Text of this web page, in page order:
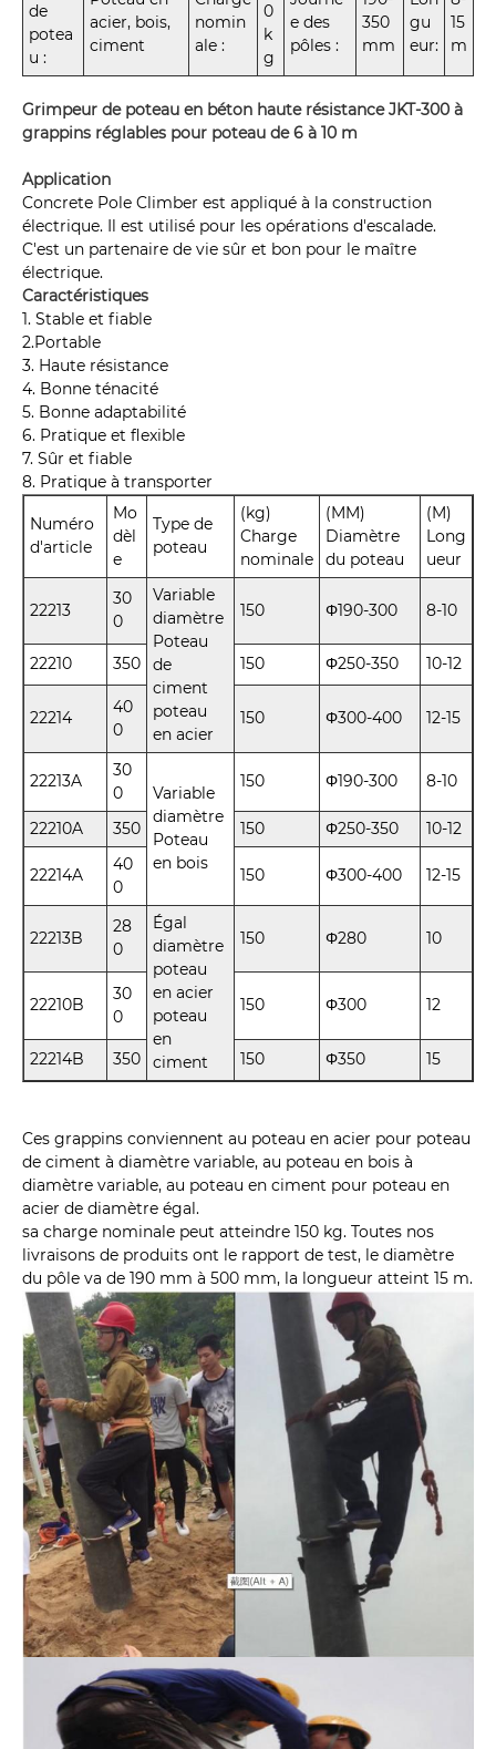
de
potea
u :
acier, bois,
ciment
nomin
ale :
0
k
g
e des
pôles :
350
mm
gu
eur:
15
m
Grimpeur de poteau en béton haute résistance JKT-300 à
grappins réglables pour poteau de 6 à 10 m
Application
Concrete Pole Climber est appliqué à la construction
électrique. Il est utilisé pour les opérations d'escalade.
C'est un partenaire de vie sûr et bon pour le maître
électrique.
Caractéristiques
1. Stable et fiable
2.Portable
3. Haute résistance
4. Bonne ténacité
5. Bonne adaptabilité
6. Pratique et flexible
7. Sûr et fiable
8. Pratique à transporter
Numéro
d'article
Mo
dèl
e
Type de
poteau
(kg)
Charge
nominale
(MM)
Diamètre
du poteau
(M)
Long
ueur
22213
30
0
Variable
diamètre
Poteau
de
ciment
poteau
en acier
150 Φ190-300 8-10
22210 350 150 Φ250-350 10-12
22214
40
0
150 Φ300-400 12-15
22213A
30
0
Variable
diamètre
Poteau
en bois
150 Φ190-300 8-10
22210A 350 150 Φ250-350 10-12
22214A
40
0
150 Φ300-400 12-15
22213B
28
0
Égal
diamètre
poteau
en acier
poteau
en
ciment
150 Φ280 10
22210B
30
0
150 Φ300 12
22214B 350 150 Φ350 15
Ces grappins conviennent au poteau en acier pour poteau
de ciment à diamètre variable, au poteau en bois à
diamètre variable, au poteau en ciment pour poteau en
acier de diamètre égal.
sa charge nominale peut atteindre 150 kg. Toutes nos
livraisons de produits ont le rapport de test, le diamètre
du pôle va de 190 mm à 500 mm, la longueur atteint 15 m.